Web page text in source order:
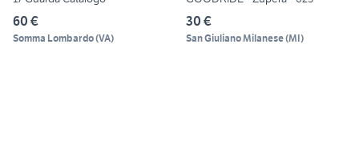
60 €
Somma Lombardo(VA)
30 €
San Giuliano Milanese(MI)